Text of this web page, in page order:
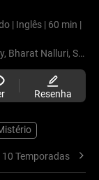
| Inglês | 60 min |
Bharat Nalluri, Sam Miller,
Resenha
10 Temporadas